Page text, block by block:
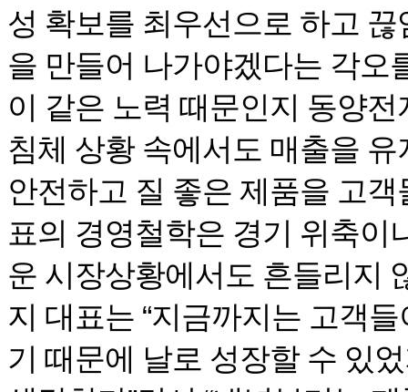
성 확보를 최우선으로 하고
을 만들어 나가야겠다는 각오
이 같은 노력 때문인지 동양
침체 상황 속에서도 매출을 유
안전하고 질 좋은 제품을 고
표의 경영철학은 경기 위축이
운 시장상황에서도 흔들리지
지 대표는 “지금까지는 고객
기 때문에 날로 성장할 수 있